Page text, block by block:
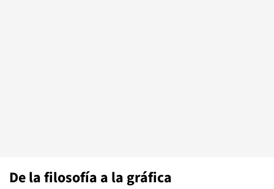
De la filosofía a la gráfica